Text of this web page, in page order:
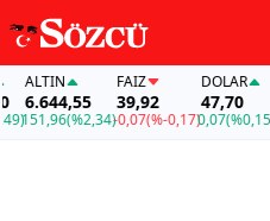
ALTIN
6.644,55
151,96(%2,34)
FAİZ
39,92
-0,07(%-0,17)
DOLAR
47,70
0,07(%0,15)